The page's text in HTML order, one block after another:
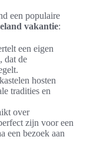
een populaire
vakantie:
een eigen
dat de
hosten
tradities en
over
zijn voor een
een bezoek aan